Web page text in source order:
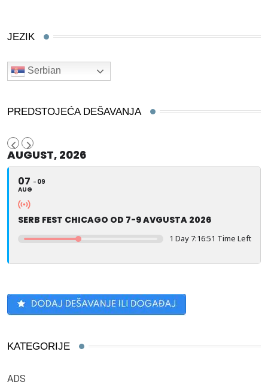
JEZIK
Serbian
PREDSTOJEĆA DEŠAVANJA
AUGUST, 2026
07
AUG
09
SERB FEST CHICAGO OD 7-9 AVGUSTA 2026
1 Day 7:16:50 Time Left
KATEGORIJE
ADS